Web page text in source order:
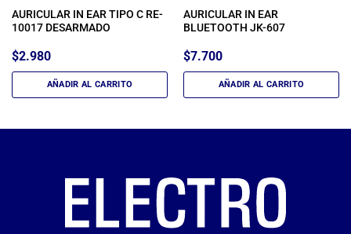
AURICULAR IN EAR TIPO C RE-
10017 DESARMADO
$2.980
AÑADIR AL CARRITO
AURICULAR IN EAR
BLUETOOTH JK-607
$7.700
AÑADIR AL CARRITO